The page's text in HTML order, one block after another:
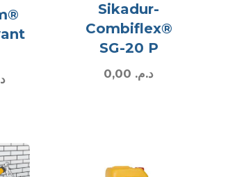
Sikadur-
Combiflex®
SG-20 P
د.م.